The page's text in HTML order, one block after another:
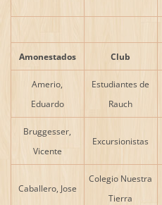
Amonestados Club
Amerio,
Eduardo
Estudiantes de
Rauch
Bruggesser,
Vicente
Excursionistas
Caballero, Jose
Colegio Nuestra
Tierra